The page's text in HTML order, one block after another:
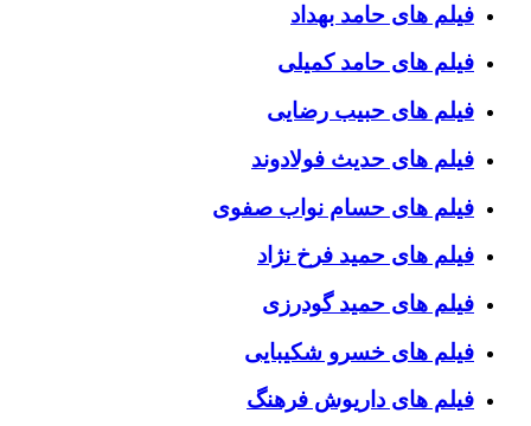
فیلم های حامد بهداد
فیلم های حامد کمیلی
فیلم های حبیب رضایی
فیلم های حدیث فولادوند
فیلم های حسام نواب صفوی
فیلم های حمید فرخ نژاد
فیلم های حمید گودرزی
فیلم های خسرو شکیبایی
فیلم های داریوش فرهنگ